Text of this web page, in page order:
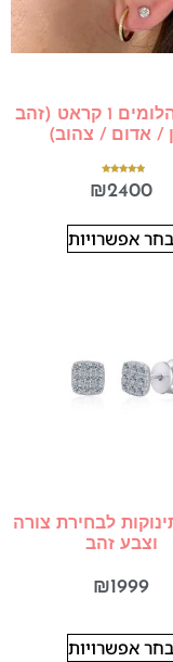
עגילי יהלומים 1 קראט (זהב
/ אדום / צהוב)
5.00
מתוך 5
₪2400
בחר אפשרויות
לבחירת צורה
וצבע זהב
₪1999
בחר אפשרויות